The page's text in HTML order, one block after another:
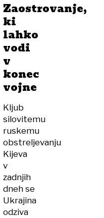
Zaostrovanje,
ki
lahko
vodi
v
konec
vojne
Kljub
silovitemu
ruskemu
obstreljevanju
Kijeva
v
zadnjih
dneh se
Ukrajina
odziva